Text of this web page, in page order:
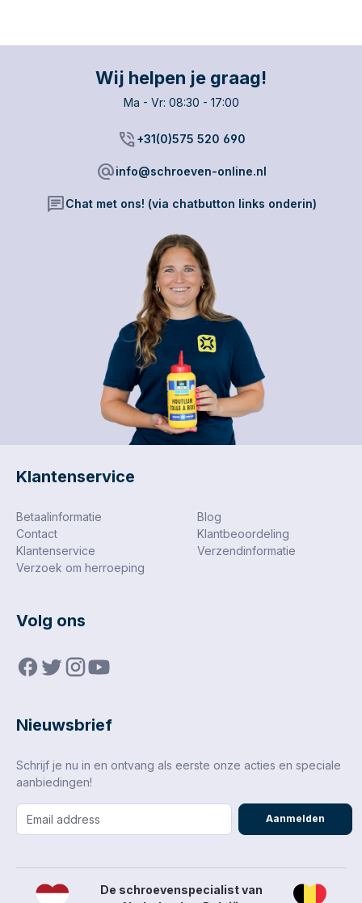
Wij helpen je graag!
Ma - Vr: 08:30 - 17:00
phone_in_talk+31(0)575 520 690
alternate_emailinfo@schroeven-online.nl
chatChat met ons! (via chatbutton links onderin)
Klantenservice
Betaalinformatie
Blog
Contact
Klantbeoordeling
Klantenservice
Verzendinformatie
Verzoek om herroeping
Volg ons
Nieuwsbrief
Schrijf je nu in en ontvang als eerste onze acties en speciale
aanbiedingen!
Aanmelden
De schroevenspecialist van